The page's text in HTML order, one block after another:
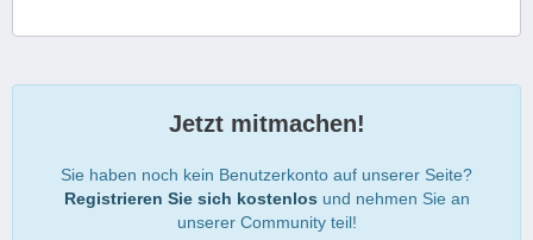
Jetzt mitmachen!
Sie haben noch kein Benutzerkonto auf unserer Seite?
Registrieren Sie sich kostenlos und nehmen Sie an
unserer Community teil!